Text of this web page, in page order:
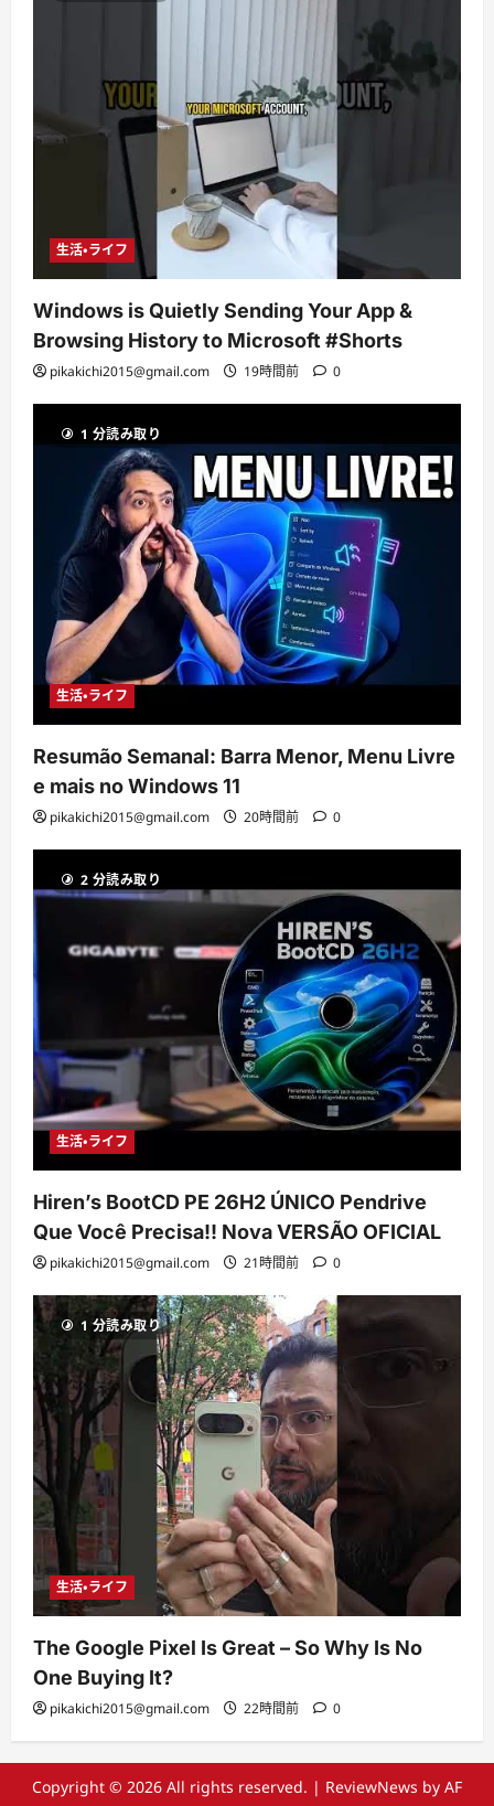
生活・ライフ
Windows is Quietly Sending Your App &
Browsing History to Microsoft #Shorts
pikakichi2015@gmail.com 19時間前 0
1 分読み取り
生活・ライフ
Resumão Semanal: Barra Menor, Menu Livre
e mais no Windows 11
pikakichi2015@gmail.com 20時間前 0
2 分読み取り
生活・ライフ
Hiren’s BootCD PE 26H2 ÚNICO Pendrive
Que Você Precisa!! Nova VERSÃO OFICIAL
pikakichi2015@gmail.com 21時間前 0
1 分読み取り
生活・ライフ
The Google Pixel Is Great – So Why Is No
One Buying It?
pikakichi2015@gmail.com 22時間前 0
Copyright © 2026 All rights reserved. | ReviewNews by AF